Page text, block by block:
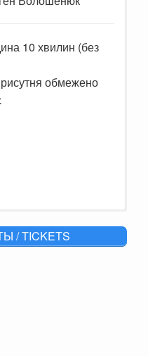
10 хвилин (без
обмежено
во время
не выбирает
в
солдата.
во что бы
/ TICKETS